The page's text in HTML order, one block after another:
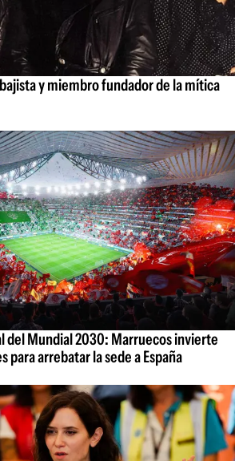
y miembro fundador de la mítica
del Mundial 2030: Marruecos invierte
para arrebatar la sede a España